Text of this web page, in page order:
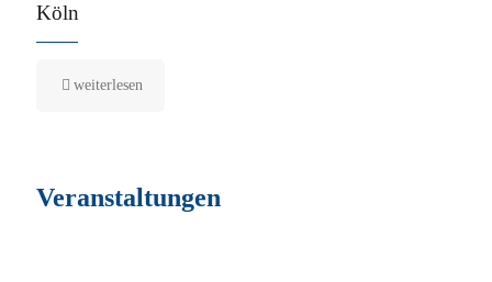
Köln
weiterlesen
Veranstaltungen